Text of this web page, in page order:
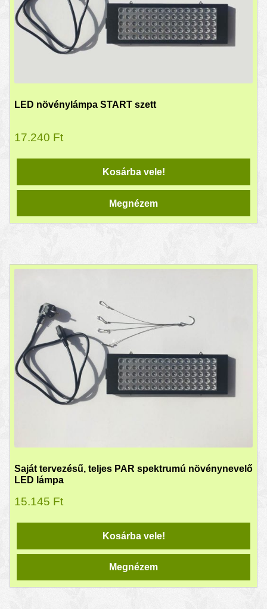
LED növénylámpa START szett
17.240 Ft
Kosárba vele!
Megnézem
Saját tervezésű, teljes PAR spektrumú növénynevelő
LED lámpa
15.145 Ft
Kosárba vele!
Megnézem